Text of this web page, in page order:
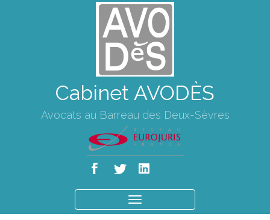
Cabinet AVODÈS
Avocats au Barreau des Deux-Sèvres